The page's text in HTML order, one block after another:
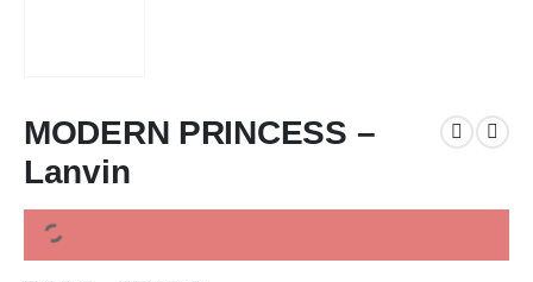
MODERN PRINCESS –
Lanvin